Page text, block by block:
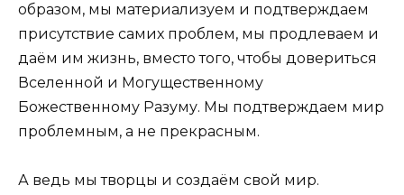
образом, мы материализуем и подтверждаем
присутствие самих проблем, мы продлеваем и
даём им жизнь, вместо того, чтобы довериться
Вселенной и Могущественному
Божественному Разуму. Мы подтверждаем мир
проблемным, а не прекрасным.
А ведь мы творцы и создаём свой мир.